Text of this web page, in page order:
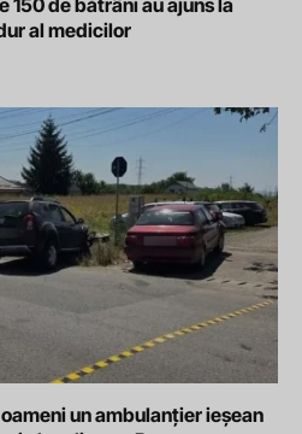
al medicilor
un ambulanțier ieșean